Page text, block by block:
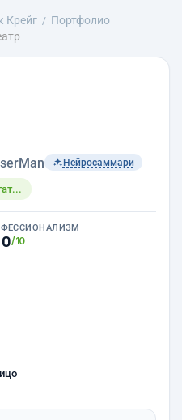
Крейг
Портфолио
Нейросаммари
/10